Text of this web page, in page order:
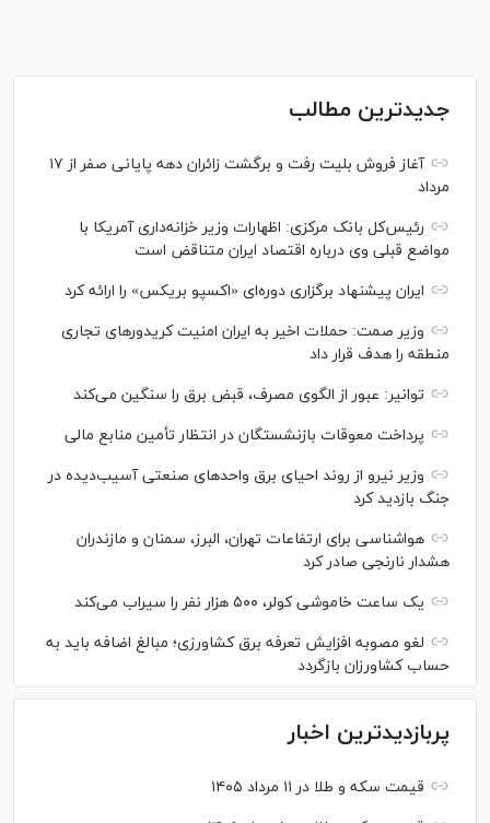
جدیدترین مطالب
آغاز فروش بلیت رفت و برگشت زائران دهه پایانی صفر از ۱۷
مرداد
رئیس‌کل بانک مرکزی: اظهارات وزیر خزانه‌داری آمریکا با
مواضع قبلی وی درباره اقتصاد ایران متناقض است
ایران پیشنهاد برگزاری دوره‌ای «اکسپو بریکس» را ارائه کرد
وزیر صمت: حملات اخیر به ایران امنیت کریدورهای تجاری
منطقه را هدف قرار داد
توانیر: عبور از الگوی مصرف، قبض برق را سنگین می‌کند
پرداخت معوقات بازنشستگان در انتظار تأمین منابع مالی
وزیر نیرو از روند احیای برق واحدهای صنعتی آسیب‌دیده در
جنگ بازدید کرد
هواشناسی برای ارتفاعات تهران، البرز، سمنان و مازندران
هشدار نارنجی صادر کرد
یک ساعت خاموشی کولر، ۵۰۰ هزار نفر را سیراب می‌کند
لغو مصوبه افزایش تعرفه برق کشاورزی؛ مبالغ اضافه باید به
حساب کشاورزان بازگردد
پربازدیدترین اخبار
قیمت سکه و طلا در ۱۱ مرداد ۱۴۰۵